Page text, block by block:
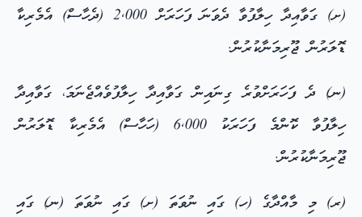
(ށ) ގަވާއިދާ ހިލާފުވާ ދެވަނަ ފަހަރަށް 2,000 (ދެހާސް) އެމެރިކާ
ޑޮލަރުން ޖޫރިމަނާކުރުން.
(ނ) ދެ ފަހަރަށްވުރެ ގިނައިން ގަވާއިދާ ހިލާފުވެއްޖެނަމަ، ގަވާއިދާ
ހިލާފުވާ ކޮންމެ ފަހަރަކު 6,000 (ހަހާސް) އެމެރިކާ ޑޮލަރުން
ޖޫރިމަނާކުރުން.
(ރ) މި މާއްދާގެ (ހ) ގައި ނުވަތަ (ށ) ގައި ނުވަތަ (ނ) ގައި